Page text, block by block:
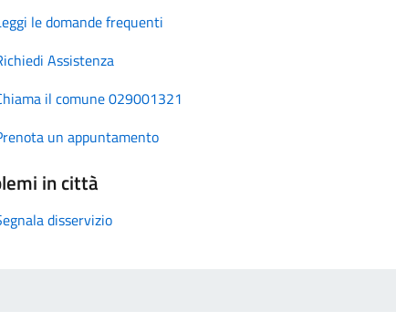
le domande frequenti
Assistenza
il comune 029001321
un appuntamento
in città
disservizio